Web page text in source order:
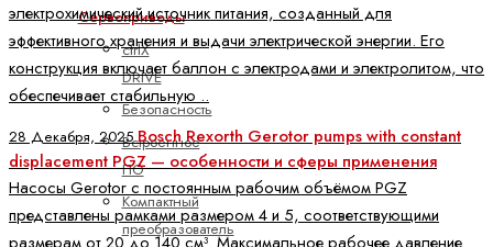
Сервоприводы
ctrlX
DRIVE
Безопасность
Встроенное
ПО
Компактный
преобразователь
электрохимический источник питания, созданный для
эффективного хранения и выдачи электрической энергии. Его
конструкция включает баллон с электродами и электролитом, что
обеспечивает стабильную ..
28 Декабря, 2025Bosch Rexorth Gerotor pumps with constant
displacement PGZ — особенности и сферы применения
Насосы Gerotor с постоянным рабочим объёмом PGZ
представлены рамками размером 4 и 5, соответствующими